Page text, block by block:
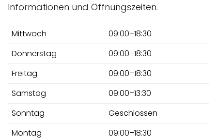
Informationen und Öffnungszeiten.
Mittwoch
09:00–18:30
Donnerstag
09:00–18:30
Freitag
09:00–18:30
Samstag
09:00–13:30
Sonntag
Geschlossen
Montag
09:00–18:30